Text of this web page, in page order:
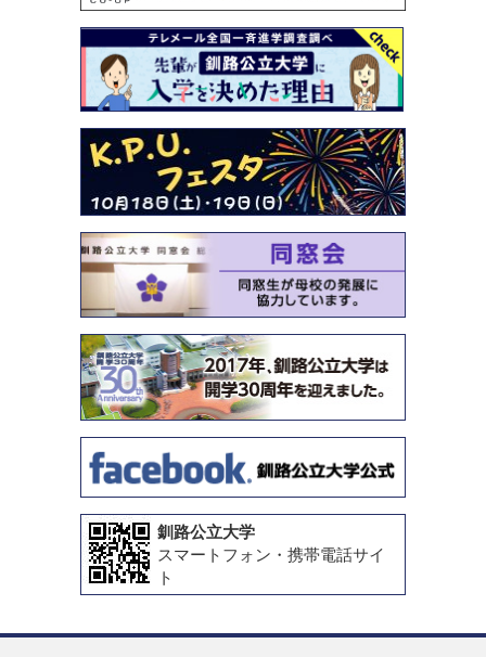
釧路公立大学
スマートフォン・携帯電話サイ
ト